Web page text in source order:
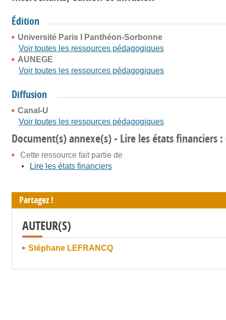
Édition
Université Paris I Panthéon-Sorbonne
Voir toutes les ressources pédagogiques
AUNEGE
Voir toutes les ressources pédagogiques
Diffusion
Canal-U
Voir toutes les ressources pédagogiques
Document(s) annexe(s) - Lire les états
Cette ressource fait partie de
Lire les états financiers
Partagez !
AUTEUR(S)
Stéphane LEFRANCQ